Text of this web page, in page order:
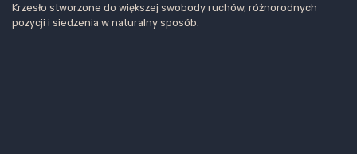
Krzesło stworzone do większej swobody ruchów, różnorodnych
pozycji i siedzenia w naturalny sposób.